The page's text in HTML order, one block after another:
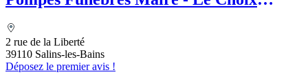
2 rue de la Liberté
39110 Salins-les-Bains
Déposez le premier avis !